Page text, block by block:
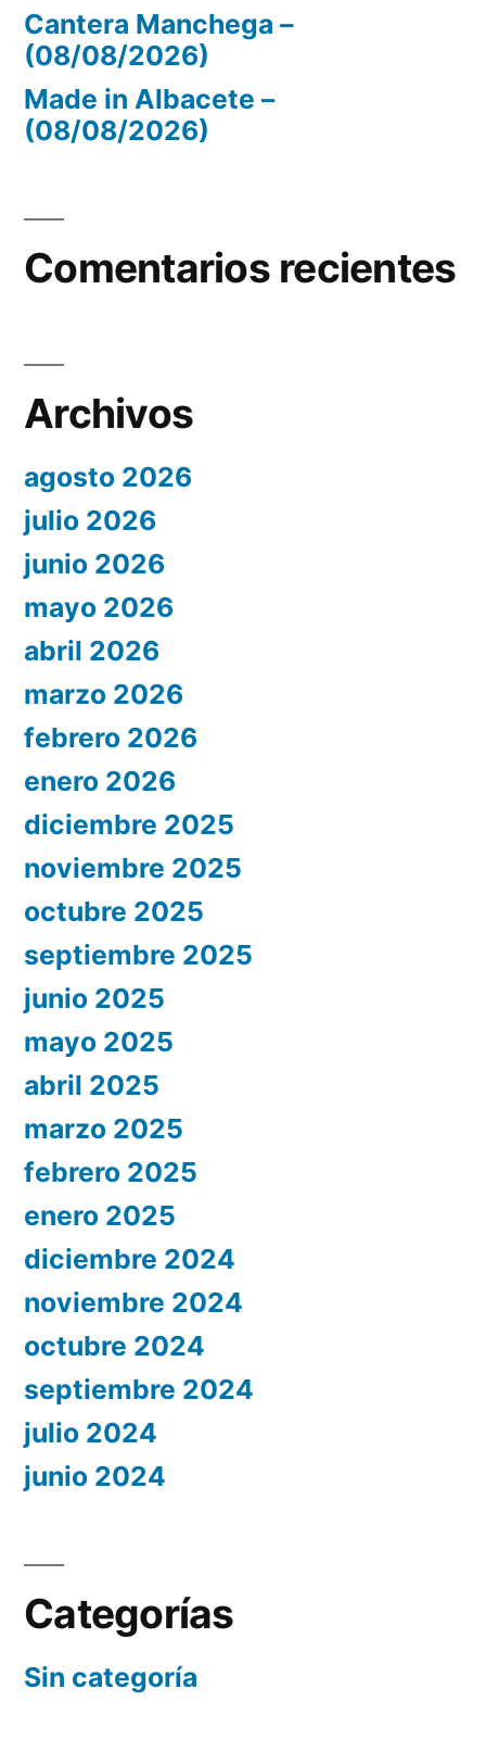
Cantera Manchega –
(08/08/2026)
Made in Albacete –
(08/08/2026)
Comentarios recientes
Archivos
agosto 2026
julio 2026
junio 2026
mayo 2026
abril 2026
marzo 2026
febrero 2026
enero 2026
diciembre 2025
noviembre 2025
octubre 2025
septiembre 2025
junio 2025
mayo 2025
abril 2025
marzo 2025
febrero 2025
enero 2025
diciembre 2024
noviembre 2024
octubre 2024
septiembre 2024
julio 2024
junio 2024
Categorías
Sin categoría